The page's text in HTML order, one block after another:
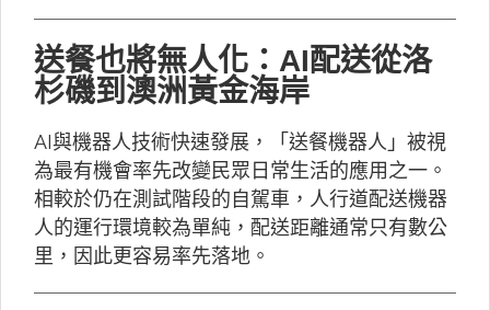
送餐也將無人化：AI配送從洛
杉磯到澳洲黃金海岸
AI與機器人技術快速發展，「送餐機器人」被視
為最有機會率先改變民眾日常生活的應用之一。
相較於仍在測試階段的自駕車，人行道配送機器
人的運行環境較為單純，配送距離通常只有數公
里，因此更容易率先落地。